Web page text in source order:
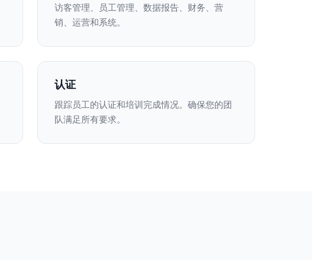
访客管理、员工管理、数据报告、财务、营
销、运营和系统。
认证
跟踪员工的认证和培训完成情况。确保您的团
队满足所有要求。